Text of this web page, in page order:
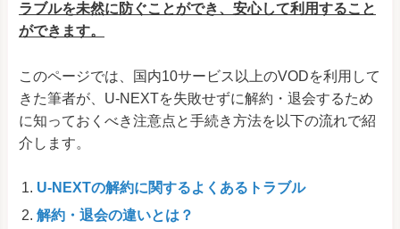
ラブルを未然に防ぐことができ、安心して利用すること
ができます。
このページでは、国内10サービス以上のVODを利用して
きた筆者が、U-NEXTを失敗せずに解約・退会するため
に知っておくべき注意点と手続き方法を以下の流れで紹
介します。
U-NEXTの解約に関するよくあるトラブル
解約・退会の違いとは？